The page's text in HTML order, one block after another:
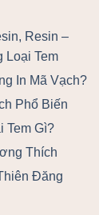
Resin –
Loại Tem
In Mã Vạch?
Phổ Biến
Tem Gì?
Thích
Đăng